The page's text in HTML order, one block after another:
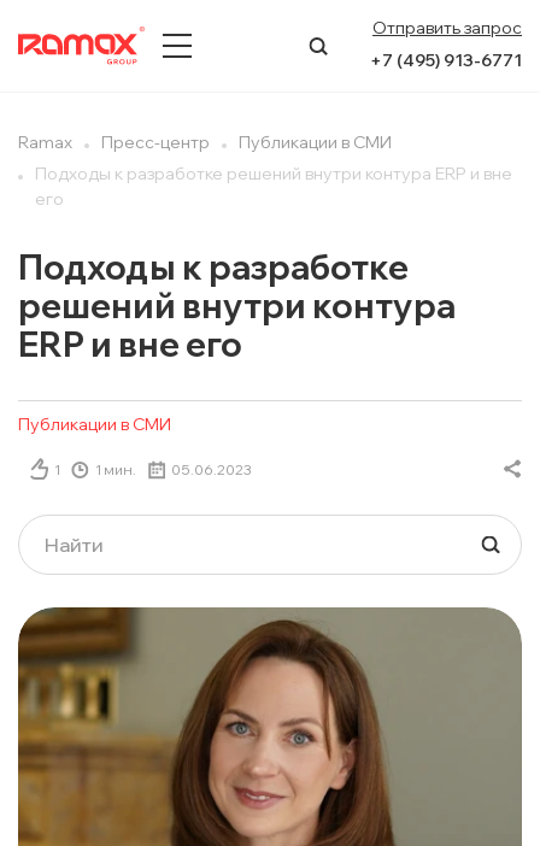
Отправить запрос
+7 (495) 913-6771
ПРЕСС-ЦЕНТР
УСЛУГИ
КОНТАКТЫ
Ramax Пресс-центр
Публикации в СМИ
Подходы к разработке решений внутри контура ERP и вне
его
Подходы к разработке
решений внутри контура
ERP и вне его
Публикации в СМИ
1 1 мин. 05.06.2023